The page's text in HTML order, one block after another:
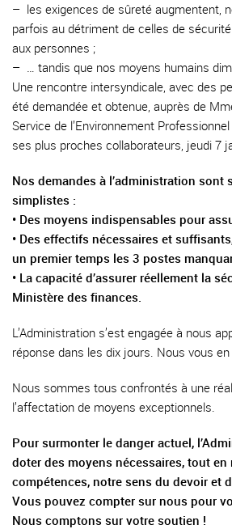
– les exigences de sûreté augmentent,
parfois au détriment de celles de
aux personnes ;
– … tandis que nos moyens humains
Une rencontre intersyndicale, avec des
été demandée et obtenue, auprès de
Service de l’Environnement
ses plus proches collaborateurs, jeudi 7
Nos demandes à l’administration sont
simplistes :
• Des moyens indispensables pour
• Des effectifs nécessaires et
un premier temps les 3 postes
• La capacité d’assurer réellement la
Ministère des finances.
L’Administration s’est engagée à nous
réponse dans les dix jours. Nous vous
Nous sommes tous confrontés à une
l’affectation de moyens exceptionnels.
Pour surmonter le danger actuel,
doter des moyens nécessaires, tout
compétences, notre sens du devoir et
Vous pouvez compter sur nous pour
Nous comptons sur votre soutien !